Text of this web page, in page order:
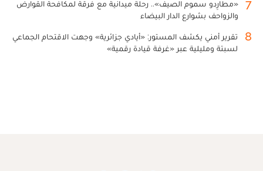
7
«مطارِدو سموم الصيف».. رحلة ميدانية مع فرقة لمكافحة القوارض
والزواحف بشوارع الدار البيضاء
8
تقرير أمني يكشف المستور: «أيادي جزائرية» وجهت الاقتحام الجماعي
لسبتة ومليلية عبر «غرفة قيادة رقمية»